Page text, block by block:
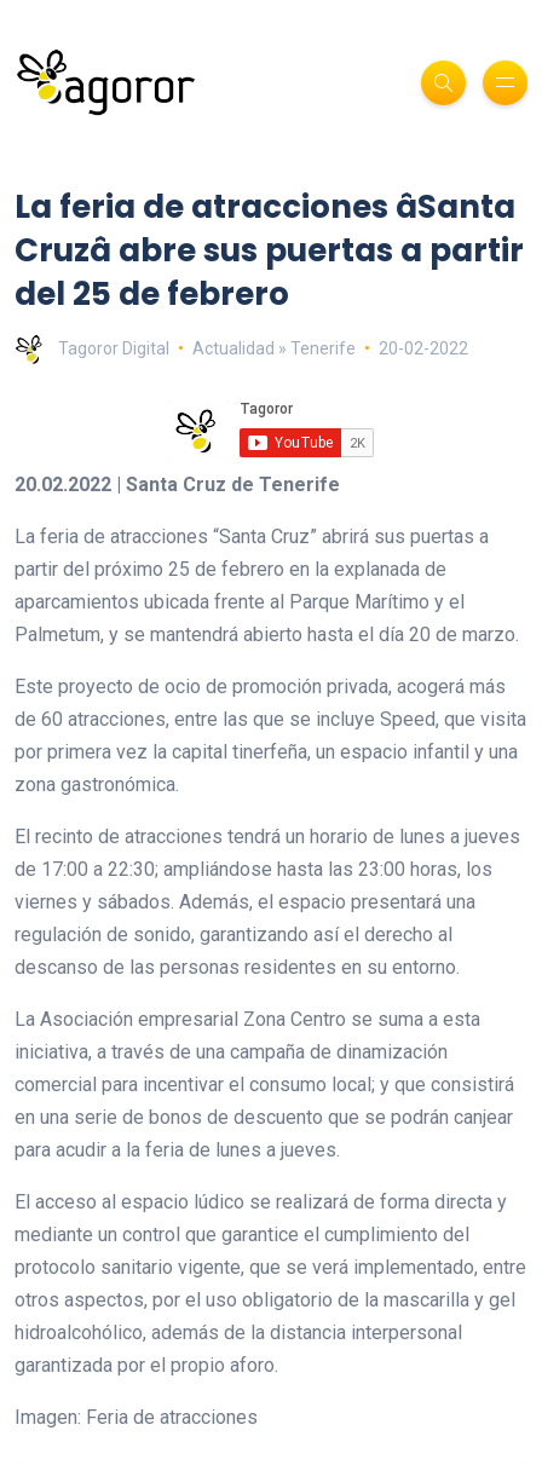
La feria de atracciones âSanta
Cruzâ abre sus puertas a partir
del 25 de febrero
Tagoror Digital Actualidad » Tenerife 20-02-2022
20.02.2022 | Santa Cruz de Tenerife
La feria de atracciones “Santa Cruz” abrirá sus puertas a
partir del próximo 25 de febrero en la explanada de
aparcamientos ubicada frente al Parque Marítimo y el
Palmetum, y se mantendrá abierto hasta el día 20 de marzo.
Este proyecto de ocio de promoción privada, acogerá más
de 60 atracciones, entre las que se incluye Speed, que visita
por primera vez la capital tinerfeña, un espacio infantil y una
zona gastronómica.
El recinto de atracciones tendrá un horario de lunes a jueves
de 17:00 a 22:30; ampliándose hasta las 23:00 horas, los
viernes y sábados. Además, el espacio presentará una
regulación de sonido, garantizando así el derecho al
descanso de las personas residentes en su entorno.
La Asociación empresarial Zona Centro se suma a esta
iniciativa, a través de una campaña de dinamización
comercial para incentivar el consumo local; y que consistirá
en una serie de bonos de descuento que se podrán canjear
para acudir a la feria de lunes a jueves.
El acceso al espacio lúdico se realizará de forma directa y
mediante un control que garantice el cumplimiento del
protocolo sanitario vigente, que se verá implementado, entre
otros aspectos, por el uso obligatorio de la mascarilla y gel
hidroalcohólico, además de la distancia interpersonal
garantizada por el propio aforo.
Imagen: Feria de atracciones